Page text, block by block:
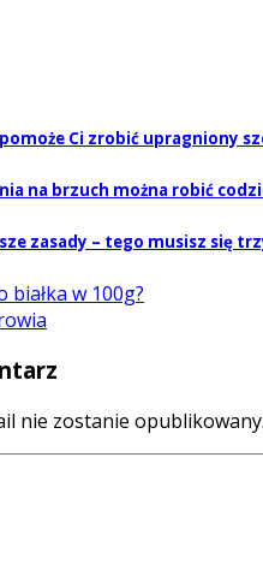
Ci zrobić upragniony
na brzuch można robić
zasady – tego musisz się
białka w 100g?
nie zostanie opublikowany.